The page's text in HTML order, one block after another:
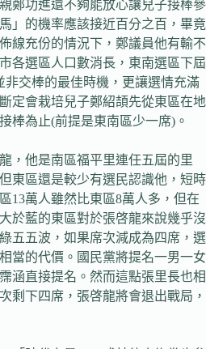
鄭功進還不夠能放心讓兒子接棒參
」的機率應該接近百分之百，畢竟
線充份的情況下，鄭議員他有輸不
各選區人口數消長，東南選區下屆
非交棒的最佳時機，更讓選情充滿
定會栽培兒子鄭紹頡先從東區在地
棒為止(前提是東南區少一席)。
，他是南區福平里連任五屆的里
東區還是較少有選民認識他，短時
13萬人雖然比東區8萬人多，但在
於藍的東區對於張啓龍來說幾乎沒
五五波，如果席次減成為四席，選
當的代價。國民黨將提名一男一女
涵直接提名。然而這點張里長也相
剩下四席，張啓龍將會退出戰局，